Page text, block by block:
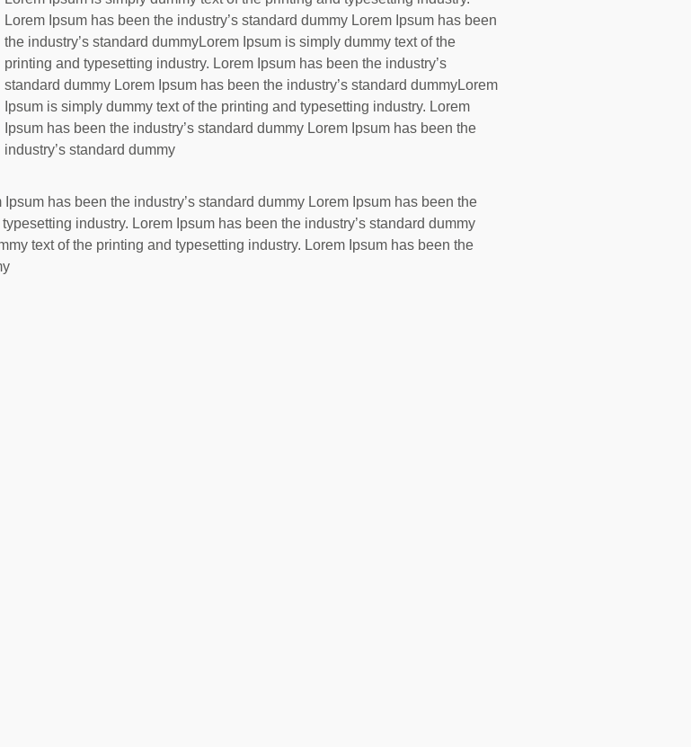
Lorem Ipsum has been the industry’s standard dummy Lorem Ipsum has been
the industry’s standard dummyLorem Ipsum is simply dummy text of the
printing and typesetting industry. Lorem Ipsum has been the industry’s
standard dummy Lorem Ipsum has been the industry’s standard dummyLorem
Ipsum is simply dummy text of the printing and typesetting industry. Lorem
Ipsum has been the industry’s standard dummy Lorem Ipsum has been the
industry’s standard dummy
has been the industry’s standard dummy Lorem Ipsum has been the
industry. Lorem Ipsum has been the industry’s standard dummy
text of the printing and typesetting industry. Lorem Ipsum has been the